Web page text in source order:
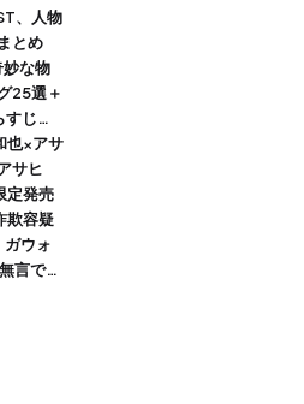
、人物
とめ
25選＋
じ付
サヒ
定発売
ガウォ
言で退